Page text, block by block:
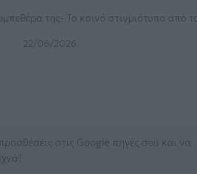
της- Το κοινό στιγμιότυπο από
22/06/2026
στις Google πηγές σου και να